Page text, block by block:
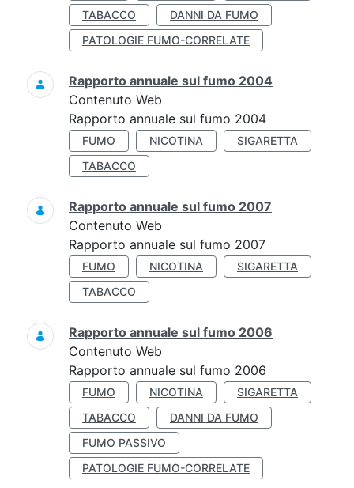
TABACCO
DANNI DA FUMO
PATOLOGIE FUMO-CORRELATE
Rapporto annuale sul fumo 2004
Contenuto Web
Rapporto annuale sul fumo 2004
FUMO NICOTINA
SIGARETTA
TABACCO
Rapporto annuale sul fumo 2007
Contenuto Web
Rapporto annuale sul fumo 2007
FUMO NICOTINA
SIGARETTA
TABACCO
Rapporto annuale sul fumo 2006
Contenuto Web
Rapporto annuale sul fumo 2006
FUMO NICOTINA
SIGARETTA
TABACCO
DANNI DA FUMO
FUMO PASSIVO
PATOLOGIE FUMO-CORRELATE